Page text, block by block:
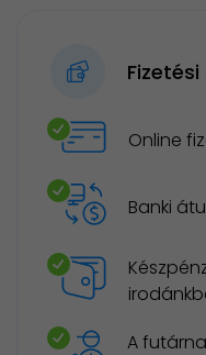
Online
Banki
A